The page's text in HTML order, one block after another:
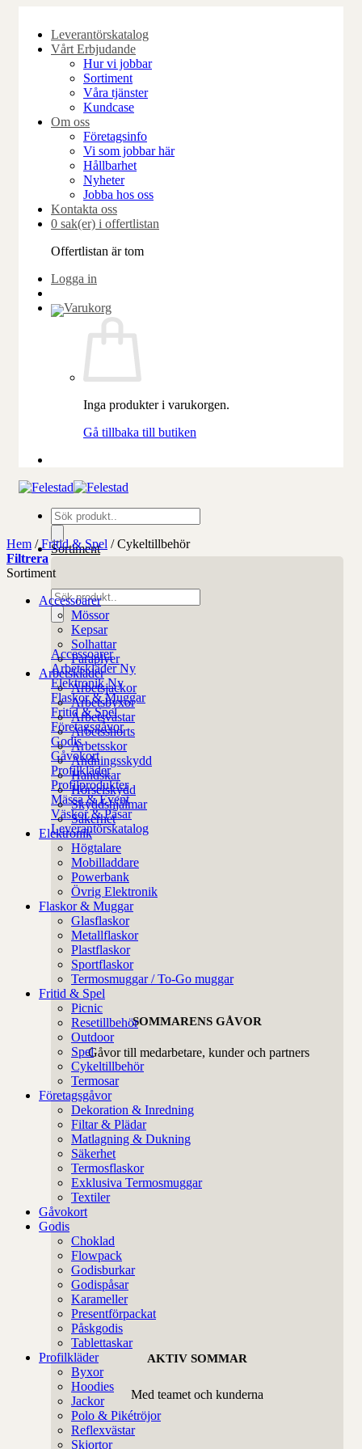
content
Leverantörskatalog
Vårt Erbjudande
Hur vi jobbar
Sortiment
Våra tjänster
Kundcase
Om oss
Företagsinfo
Vi som jobbar här
Hållbarhet
Nyheter
Jobba hos oss
Kontakta oss
0 sak(er) i offertlistan
Offertlistan är tom
Logga in
Inga produkter i varukorgen.
Gå tillbaka till butiken
Produktsökning
Sortiment
Produktsökning
Accessoarer
Arbetskläder
Elektronik
Flaskor & Muggar
Fritid & Spel
Företagsgåvor
Godis
Gåvokort
Profilkläder
Profilprodukter
Mässa & Event
Väskor & Påsar
Leverantörskatalog
SOMMARENS GÅVOR
Gåvor till medarbetare, kunder och partners
AKTIV SOMMAR
Med teamet och kunderna
Hem / Fritid & Spel /Cykeltillbehör
Filtrera
Sortiment
Accessoarer
Mössor
Kepsar
Solhattar
Paraplyer
Arbetskläder
Arbetsjackor
Arbetsbyxor
Arbetsvästar
Arbetsshorts
Arbetsskor
Andningsskydd
Handskar
Hörselskydd
Skyddshjälmar
Säkerhet
Elektronik
Högtalare
Mobilladdare
Powerbank
Övrig Elektronik
Flaskor & Muggar
Glasflaskor
Metallflaskor
Plastflaskor
Sportflaskor
Termosmuggar / To-Go muggar
Fritid & Spel
Picnic
Resetillbehör
Outdoor
Spel
Cykeltillbehör
Termosar
Företagsgåvor
Dekoration & Inredning
Filtar & Plädar
Matlagning & Dukning
Säkerhet
Termosflaskor
Exklusiva Termosmuggar
Textiler
Gåvokort
Godis
Choklad
Flowpack
Godisburkar
Godispåsar
Karameller
Presentförpackat
Påskgodis
Tablettaskar
Profilkläder
Byxor
Hoodies
Jackor
Polo & Pikétröjor
Reflexvästar
Skjortor